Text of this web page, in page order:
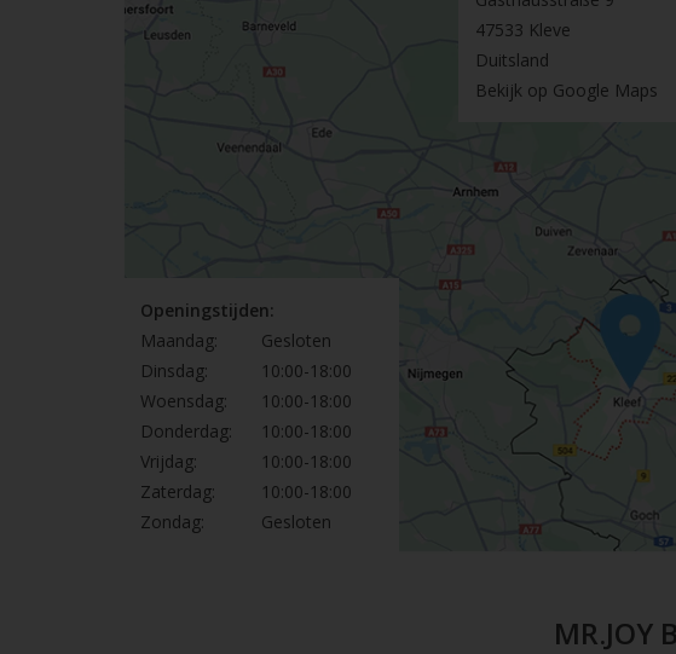
47533 Kleve
Duitsland
Bekijk op Google Maps
Openingstijden:
Maandag:
Gesloten
Dinsdag:
10:00-18:00
Woensdag:
10:00-18:00
Donderdag:
10:00-18:00
Vrijdag:
10:00-18:00
Zaterdag:
10:00-18:00
Zondag:
Gesloten
MR.JOY